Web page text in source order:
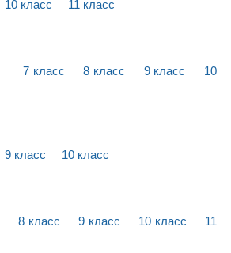
10 класс 11 класс
7 класс 8 класс 9 класс
10
9 класс 10 класс
8 класс 9 класс 10 класс
11